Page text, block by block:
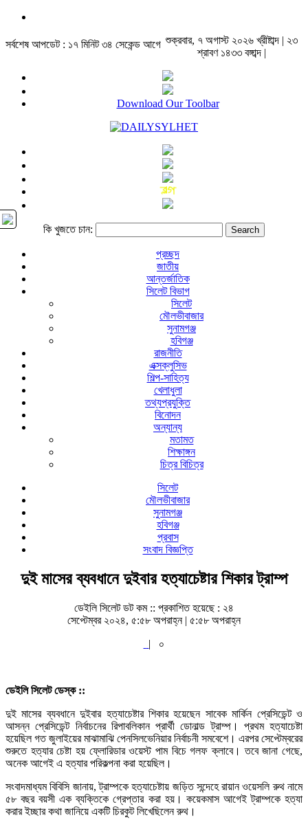
সর্বশেষ আপডেট : ১৭ মিনিট ৩৪ সেকেন্ড আগে শুক্রবার, ৭ অগাস্ট ২০২৬ খ্রীষ্টাব্দ | ২৩
শ্রাবণ ১৪৩৩ বঙ্গাব্দ |
Download Our Toolbar
কি খুজতে চান:
প্রচ্ছদ
জাতীয়
আন্তর্জাতিক
সিলেট বিভাগ
সিলেট
মৌলভীবাজার
সুনামগঞ্জ
হবিগঞ্জ
রাজনীতি
এক্সক্লুসিভ
শিল্প-সাহিত্য
খেলাধুলা
তথ্যপ্রযুক্তি
বিনোদন
অন্যান্য
মতামত
শিক্ষাঙ্গন
চিত্র বিচিত্র
সিলেট
মৌলভীবাজার
সুনামগঞ্জ
হবিগঞ্জ
প্রবাস
সংবাদ বিজ্ঞপ্তি
দুই মাসের ব্যবধানে দুইবার হত্যাচেষ্টার শিকার ট্রাম্প
ডেইলি সিলেট ডট কম :: প্রকাশিত হয়েছে : ২৪
সেপ্টেম্বর ২০২৪, ৫:৫৮ অপরাহ্ন | ৫:৫৮ অপরাহ্ন
|
০
ডেইলি সিলেট ডেস্ক ::
দুই মাসের ব্যবধানে দুইবার হত্যাচেষ্টার শিকার হয়েছেন সাবেক মার্কিন প্রেসিডেন্ট ও
আসন্ন প্রেসিডেন্ট নির্বাচনের রিপাবলিকান প্রার্থী ডোনাল্ড ট্রাম্প। প্রথম হত্যাচেষ্টা
হয়েছিল গত জুলাইয়ের মাঝামাঝি পেনসিলভেনিয়ার নির্বাচনী সমবেশে। এরপর সেপ্টেম্বরের
শুরুতে হত্যার চেষ্টা হয় ফ্লোরিডার ওয়েস্ট পাম বিচে গলফ ক্লাবে। তবে জানা গেছে,
অনেক আগেই এ হত্যার পরিকল্পনা করা হয়েছিল।
সংবাদমাধ্যম বিবিসি জানায়, ট্রাম্পকে হত্যাচেষ্টায় জড়িত সন্দেহে রায়ান ওয়েসলি রুথ নামে
৫৮ বছর বয়সী এক ব্যক্তিকে গ্রেপ্তার করা হয়। কয়েকমাস আগেই ট্রাম্পকে হত্যা
করার ইচ্ছার কথা জানিয়ে একটি চিরকুট লিখেছিলেন রুথ।